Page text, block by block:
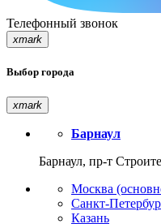
Телефонный звонок
xmark
Выбор города
xmark
Барнаул
Барнаул, пр-т
Москва
Санкт-
Казань